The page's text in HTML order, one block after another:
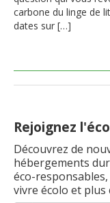
carbone du linge de
dates sur […]
Rejoignez
Découvrez de
hébergements
éco-
vivre écolo et plus